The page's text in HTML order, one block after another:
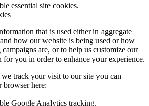
essential site cookies.
that is used either in aggregate
how our website is being used or how
are, or to help us customize our
for you in order to enhance your experience.
track your visit to our site you can
browser here:
Google Analytics tracking.